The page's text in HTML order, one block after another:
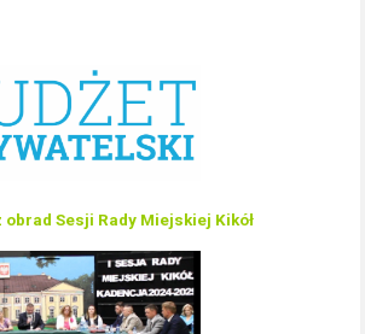
Sesji Rady Miejskiej Kikół